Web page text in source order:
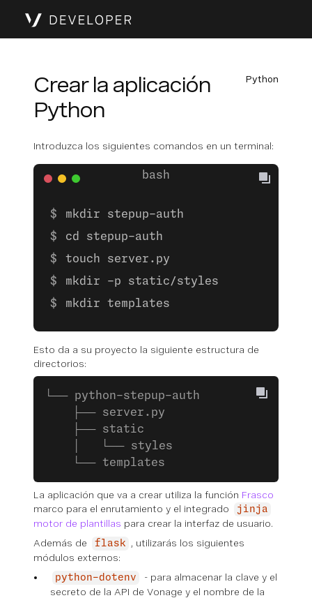
Python
Crear la aplicación
Python
Introduzca los siguientes comandos en un terminal:
mkdir stepup-auth
cd stepup-auth
touch server.py
mkdir -p static/styles
mkdir templates
Esto da a su proyecto la siguiente estructura de
directorios:
└── python-stepup-auth
├── server.py
├── static
│   └── styles
└── templates
La aplicación que va a crear utiliza la función Frasco
marco para el enrutamiento y el integrado
jinja
motor de plantillas para crear la interfaz de usuario.
Además de
flask
, utilizarás los siguientes
módulos externos:
python-dotenv
- para almacenar la clave y el
secreto de la API de Vonage y el nombre de la